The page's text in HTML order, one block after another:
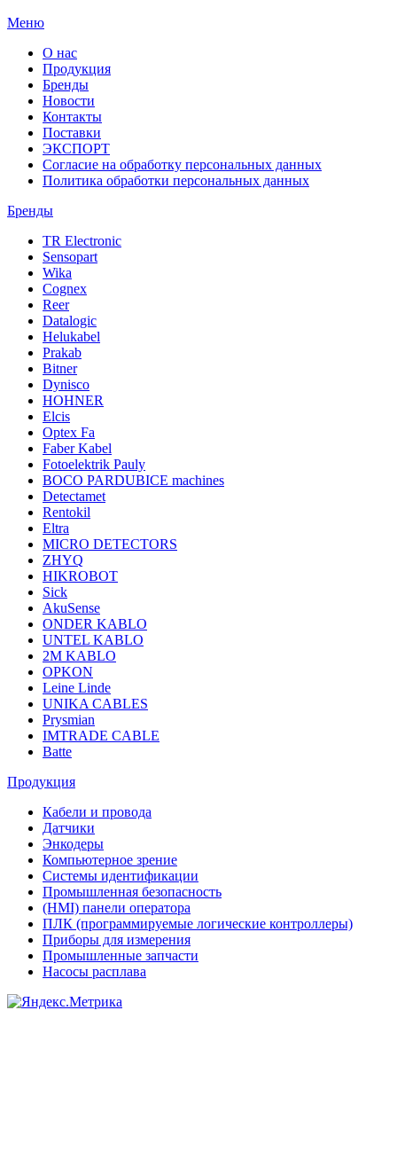
Меню
О нас
Продукция
Бренды
Новости
Контакты
Поставки
ЭКСПОРТ
Согласие на обработку персональных данных
Политика обработки персональных данных
Бренды
TR Electronic
Sensopart
Wika
Cognex
Reer
Datalogic
Helukabel
Prakab
Bitner
Dynisco
HOHNER
Elcis
Optex Fa
Faber Kabel
Fotoelektrik Pauly
BOCO PARDUBICE machines
Detectamet
Rentokil
Eltra
MICRO DETECTORS
ZHYQ
HIKROBOT
Sick
AkuSense
ONDER KABLO
UNTEL KABLO
2M KABLO
OPKON
Leine Linde
UNIKA CABLES
Prysmian
IMTRADE CABLE
Batte
Продукция
Кабели и провода
Датчики
Энкодеры
Компьютерное зрение
Системы идентификации
Промышленная безопасность
(HMI) панели оператора
ПЛК (программируемые логические контроллеры)
Приборы для измерения
Промышленные запчасти
Насосы расплава